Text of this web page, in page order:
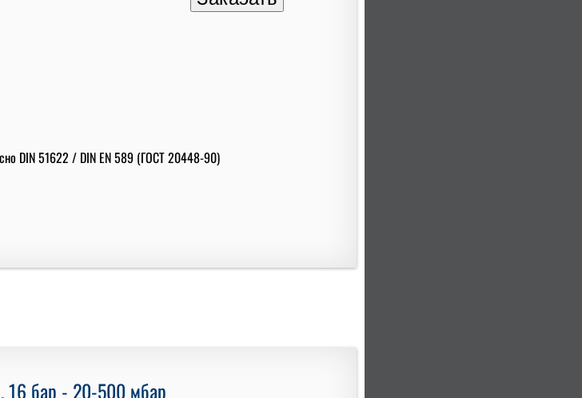
DIN 51622 / DIN EN 589 (ГОСТ 20448-90)
16 бар - 20-500 мбар